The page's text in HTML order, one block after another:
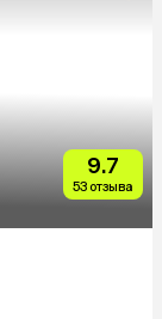
9.7
53 отзыва